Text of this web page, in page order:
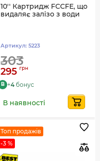
10'' Картридж FCCFE, що
видаляє залізо з води
Артикул: 5223
303
295 грн
B +4 бонус
В наявності
Топ продажів
-3 %